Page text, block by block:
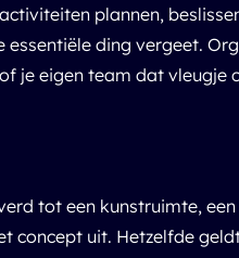
plannen,
ding vergeet.
je eigen team dat vleugje
tot een kunstruimte,
concept uit. Hetzelfde